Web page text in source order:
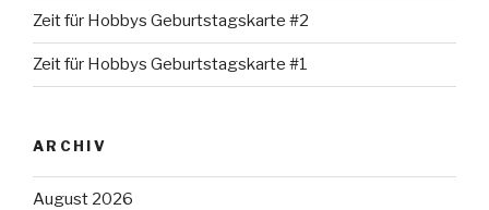
Zeit für Hobbys Geburtstagskarte #2
Zeit für Hobbys Geburtstagskarte #1
ARCHIV
August 2026